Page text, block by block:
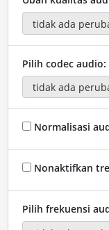
Pilih codec audio:
Normalisasi
Nonaktifkan
Pilih frekuensi